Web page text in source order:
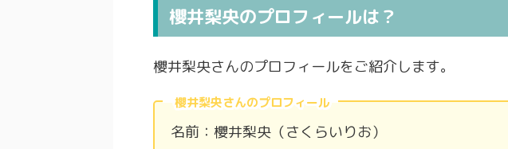
櫻井梨央のプロフィールは？
櫻井梨央さんのプロフィールをご紹介します。
櫻井梨央さんのプロフィール
名前：櫻井梨央（さくらいりお）